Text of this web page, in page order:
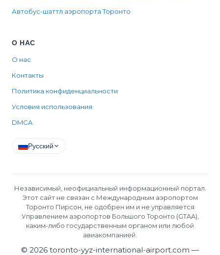
Автобус-шаттл аэропорта Торонто
О НАС
О нас
Контакты
Политика конфиденциальности
Условия использования
DMCA
Русский
Независимый, неофициальный информационный портал.
Этот сайт не связан с Международным аэропортом
Торонто Пирсон, не одобрен им и не управляется
Управлением аэропортов Большого Торонто (GTAA),
каким-либо государственным органом или любой
авиакомпанией.
© 2026 toronto-yyz-international-airport.com —